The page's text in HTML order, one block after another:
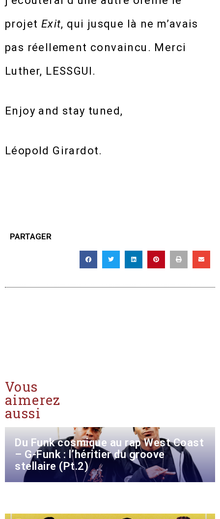
projet Exit, qui jusque là ne m’avais
pas réellement convaincu. Merci
Luther, LESSGUI.
Enjoy and stay tuned,
Léopold Girardot.
PARTAGER
Vous
aimerez
aussi
Du Funk cosmique au rap West Coast
– G-Funk : l’héritier du groove
stellaire (Pt.2)